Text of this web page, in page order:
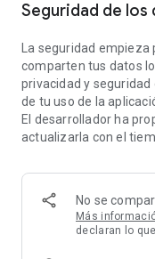
incluso todo tu equipo
actualizaciones de
• Comparte
de vídeo
• Conecta en tiempo
reuniones rápidas
en equipo
• Integración con
Drive, Tasks y Meet
• Agiliza el trabajo en
Seguridad de los
La seguridad
comparten tus datos
privacidad y
de tu uso de la
El desarrollador ha
actualizarla con el
No se
Más
declaran lo